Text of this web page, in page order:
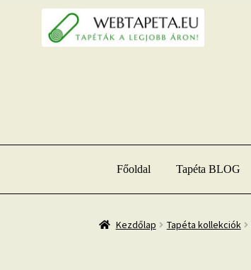
Ugrás
a
navigációhoz
Kilépés
a
tartalomba
Főoldal Tapéta BLOG
Kezdőlap Tapéta kollekciók